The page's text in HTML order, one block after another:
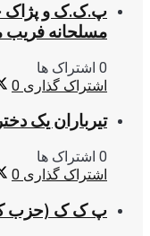
پ.ک.ک و پژاک
مسلحانه فریب
0 اشتراک ها
اشتراک گذاری 0
تیرباران یک
0 اشتراک ها
اشتراک گذاری 0
پ ک ک (حزب